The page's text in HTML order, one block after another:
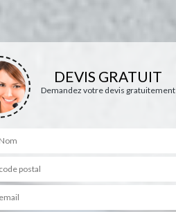
DEVIS GRATUIT
Demandez votre devis gratuitement